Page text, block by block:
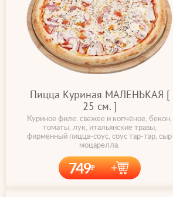
Пицца Куриная МАЛЕНЬКАЯ [
25 cм. ]
Куриное филе: свежее и копчёное, бекон,
томаты, лук, итальянские травы,
фирменный пицца-соус, соус тар-тар, сыр
моцарелла.
749